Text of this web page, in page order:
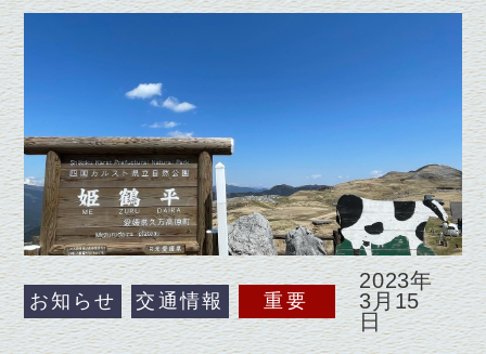
お知らせ 交通情報 重要
2023年
3月15
日